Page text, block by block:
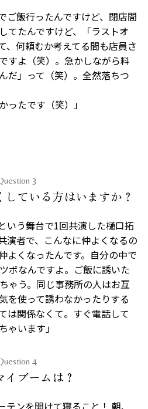
ご飯行ったんですけど、閉店間
てたんですけど、「ラストオ
、何頼むか考えてる間も店員さ
すよ（笑）。急かしながら料
だ」って（笑）。全然落ちつ
ったです（笑）」
3
ている方はいますか？
いう舞台で1回共演した樋口拓
演者で、こんなに仲よくなるの
よくなったんです。自分の中で
ボなんですよ。ご飯に誘いた
ゃう。同じ事務所の人はお互
を使って誘わなかったりする
は関係なくて。すぐ電話して
ゃいます」
4
イブームは？